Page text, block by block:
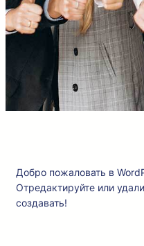
Добро пожаловать в
Отредактируйте или
создавать!